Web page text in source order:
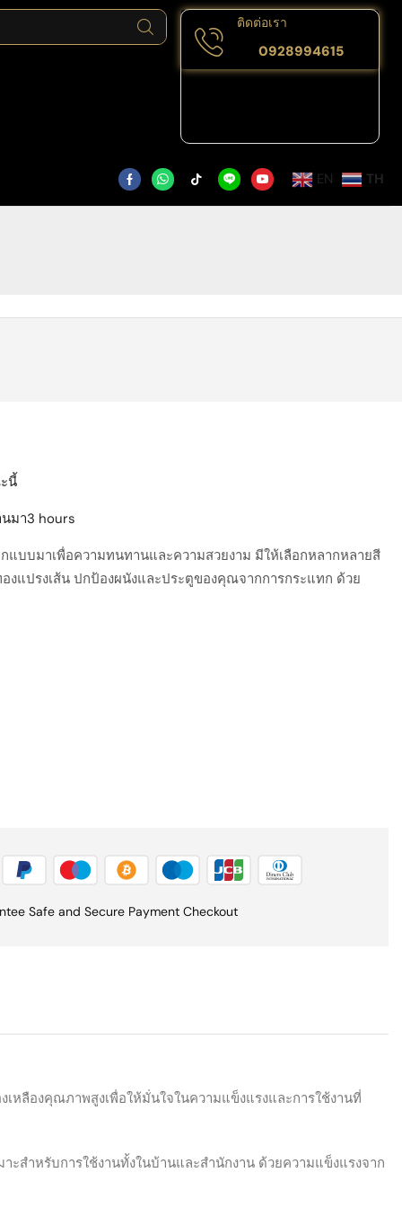
ติดต่อเรา
0928994615
EN TH
นี้
นมา3 hours
แบบมาเพื่อความทนทานและความสวยงาม มีให้เลือกหลากหลายสี
งแปรงเส้น ปกป้องผนังและประตูของคุณจากการกระแทก ด้วย
Safe and Secure Payment Checkout
ลืองคุณภาพสูงเพื่อให้มั่นใจในความแข็งแรงและการใช้งานที่
สำหรับการใช้งานทั้งในบ้านและสำนักงาน ด้วยความแข็งแรงจาก